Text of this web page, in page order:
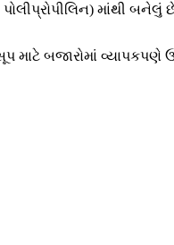
માંથી બનેલું છે.
સૂપ માટે બજારોમાં